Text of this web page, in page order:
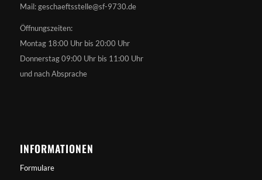
Mail: geschaeftsstelle@sf-9730.de
Öffnungszeiten:
Montag 18:00 Uhr bis 20:00 Uhr
Donnerstag 09:00 Uhr bis 11:00 Uhr
und nach Absprache
INFORMATIONEN
Formulare